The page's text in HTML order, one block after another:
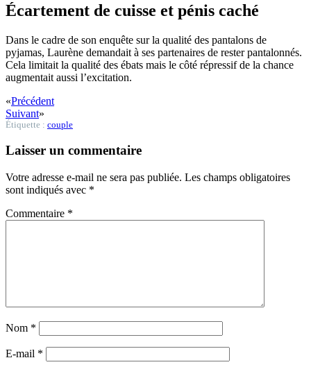
Écartement de cuisse et pénis caché
Dans le cadre de son enquête sur la qualité des pantalons de
pyjamas, Laurène demandait à ses partenaires de rester pantalonnés.
Cela limitait la qualité des ébats mais le côté répressif de la chance
augmentait aussi l’excitation.
«Précédent
Suivant»
Étiquette : couple
Laisser un commentaire
Votre adresse e-mail ne sera pas publiée. Les champs obligatoires
sont indiqués avec *
Commentaire *
Nom *
E-mail *